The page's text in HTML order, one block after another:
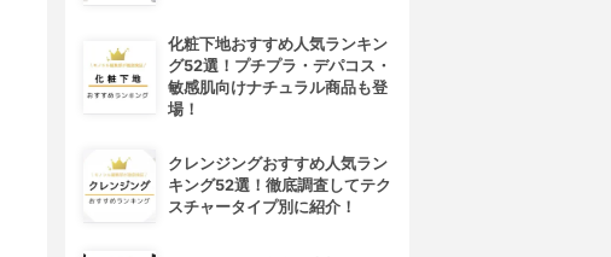
化粧下地おすすめ人気ランキン
グ52選！プチプラ・デパコス・
敏感肌向けナチュラル商品も登
場！
クレンジングおすすめ人気ラン
キング52選！徹底調査してテク
スチャータイプ別に紹介！